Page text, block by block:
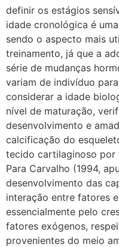
definir os estágios
idade cronológica é
sendo o aspecto mais
treinamento, já que a
série de mudanças
variam de indivíduo
considerar a idade
nível de maturação,
desenvolvimento e
calcificação do
tecido cartilaginoso por
Para Carvalho (1994,
desenvolvimento das
interação entre fatores
essencialmente pelo
fatores exógenos,
provenientes do meio